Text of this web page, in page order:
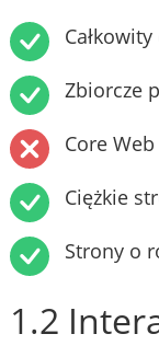
Zbiorcze
Core
Ciężkie
Strony o
1.2